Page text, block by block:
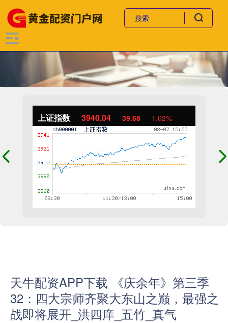
上证指数 3940.04 39.68 1.02%
天牛配资APP下载 《庆余年》第三季
32：四大宗师齐聚大东山之巅，最强之
战即将展开_洪四庠_五竹_真气